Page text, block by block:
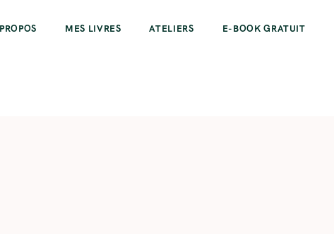
MES LIVRES ATELIERS E-BOOK GRATUIT